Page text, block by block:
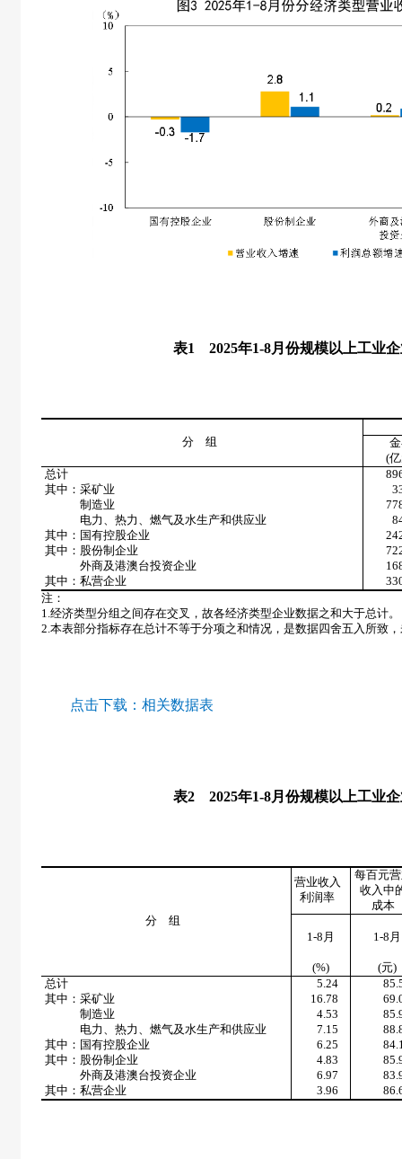
表1 2025年1-8月份规模以上工业
分 组
(
总计
其中：采矿业
制造业
电力、热力、燃气及水生产和供应业
其中：国有控股企业
其中：股份制企业
外商及港澳台投资企业
其中：私营企业
注：
1. 经济类型分组之间存在交叉，故各经济类型企业数据之和大于总计。
2. 本表部分指标存在总计不等于分项之和情况，是数据四舍五入所致
点击下载： 相关数据表
表2 2025年1-8月份规模以上工业
分 组
营业收入
利润率
每百元
收入中
成本
1-8月 1-8月
(%) (元)
总计
5.24
其中：采矿业
16.78
制造业
4.53
电力、热力、燃气及水生产和供应业
7.15
其中：国有控股企业
6.25
其中：股份制企业
4.83
外商及港澳台投资企业
6.97
其中：私营企业
3.96